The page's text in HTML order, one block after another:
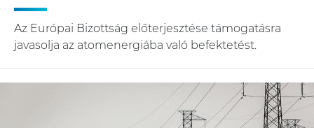
Az Európai Bizottság előterjesztése támogatásra
javasolja az atomenergiába való befektetést.